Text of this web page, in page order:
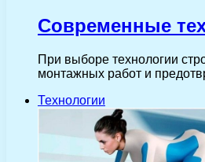
Современные
При выборе технологии
монтажных работ и
Технологии